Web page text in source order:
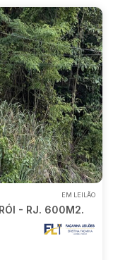
Pesquisar
ABERTO PARA LANCES COD.